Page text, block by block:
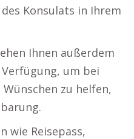
Konsulats in Ihrem
Ihnen außerdem
um bei
zu helfen,
wie Reisepass,